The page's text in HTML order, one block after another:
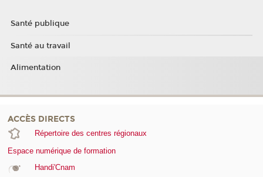
Santé publique
Santé au travail
Alimentation
ACCÈS DIRECTS
Répertoire des centres régionaux
Espace numérique de formation
Handi'Cnam